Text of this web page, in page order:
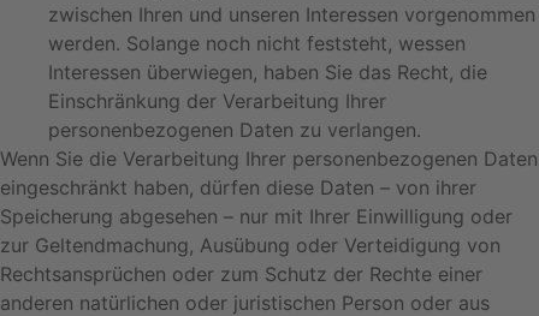
zwischen Ihren und unseren Interessen vorgenommen
werden. Solange noch nicht feststeht, wessen
Interessen überwiegen, haben Sie das Recht, die
Einschränkung der Verarbeitung Ihrer
personenbezogenen Daten zu verlangen.
Wenn Sie die Verarbeitung Ihrer personenbezogenen Daten
eingeschränkt haben, dürfen diese Daten – von ihrer
Speicherung abgesehen – nur mit Ihrer Einwilligung oder
zur Geltendmachung, Ausübung oder Verteidigung von
Rechtsansprüchen oder zum Schutz der Rechte einer
anderen natürlichen oder juristischen Person oder aus